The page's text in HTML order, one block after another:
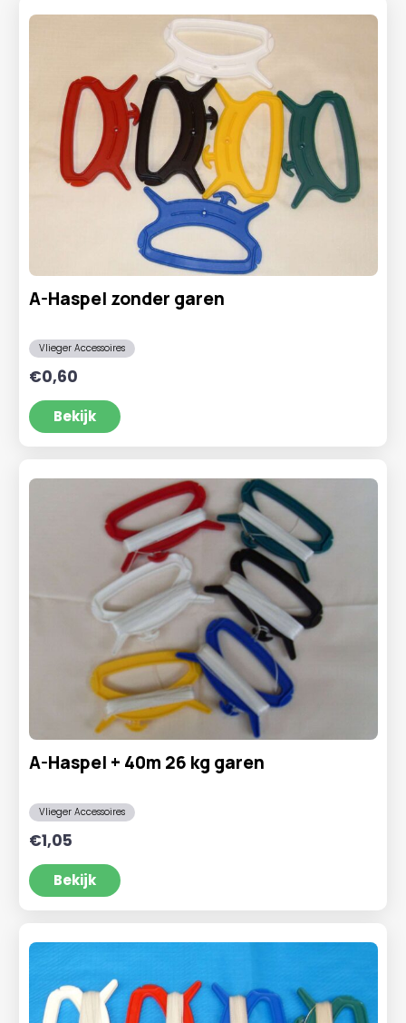
A-Haspel zonder garen
Vlieger Accessoires
€0,60
Bekijk
A-Haspel + 40m 26 kg garen
Vlieger Accessoires
€1,05
Bekijk